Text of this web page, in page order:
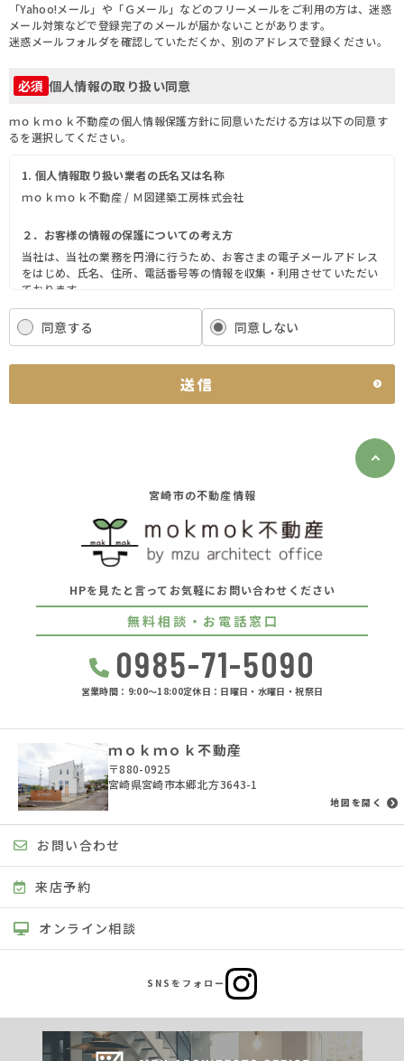
「Yahoo!メール」や「Ｇメール」などのフリーメールをご利用の方は、迷惑
メール対策などで登録完了のメールが届かないことがあります。
迷惑メールフォルダを確認していただくか、別のアドレスで登録ください。
必須 個人情報の取り扱い同意
ｍｏｋｍｏｋ不動産の個人情報保護方針に同意いただける方は以下の同意す
るを選択してください。
1. 個人情報取り扱い業者の氏名又は名称
ｍｏｋｍｏｋ不動産 / Ｍ図建築工房株式会社
２．お客様の情報の保護についての考え方
当社は、当社の業務を円滑に行うため、お客さまの電子メールアドレス
をはじめ、氏名、住所、電話番号等の情報を収集・利用させていただい
ております。
当社は、これらのお客さまの個人情報（以下「お客さま情報」といいま
す。）の適正な保護を重大な責務と認識し、この責務を果たすために、
次の方針の下でお客さま情報を取り扱います。
(1) お客さま情報に適用される個人情報の保護に関する法律その他の関
係法令を遵守し、適切に取り扱います。また、適宜取扱いの改善に努め
(3) お客さま情報の収集に際しては、利用目的を特定して通知または公
(4) お客さま情報の漏洩、紛失、改ざん等を防止するために必要な 対策
(5) 保有するお客さま情報について、お客さま本人からの開示、訂正、
削除、利用停止の依頼を所定の窓口でお受けして、誠意をもって対応い
具体的には、以下の内容に従ってお客さま情報の取り扱いをいたしま
す。
当社は、不動産についてのサービスをお客さまにご利用いただくにあた
り、各種の申込みの受付、訪問、提案、見積、各種の工事やサービス提
供等の機会に、当社が直接あるいは協力会社又は業務委託先等を通じ
所、電話番号等）を取得いたしますが、これらの個人情報は下記の目的
に利用させていただきます。
(1) 不動産についてのサービスの提供
(2) 不動産についてのサービスのアフターサービスの提供
(3) 不動産についてのサービスのお知らせ・ＰＲ、調査・データ集積、
研究開発
(4) ウェブサイトシステム管理会社（以下「サイト管理会社」といいま
す。）への提供。
(5) その他上記(1)から(4)に附随する業務の実施
なお、当社は、サイト管理会社が提供するサービス改善に必要な範囲
で、お客様の個人データをサイト管理会社に提供します。
このように提供された個人データにつきましては、サイト管理会社にお
いて管理されることとなります。
ールマガジンなどによる情報提供、お客様による購買の分析をして、当
社の事業運営を改善するために、個人データ（お客様が指定された他の
当社は、サイト管理会社に対し、個人情報保護法を遵守し、お客様のプ
ライバシーに配慮した個人情報の取り扱いをすることを規約などで義務
同意する 同意しない
送信
宮崎市の不動産情報
HPを見たと言ってお気軽にお問い合わせください
無料相談・お電話窓口
0985-71-5090
営業時間：9:00〜18:00定休日：日曜日・水曜日・祝祭日
ｍｏｋｍｏｋ不動産
〒880-0925
宮崎県宮崎市本郷北方3643-1
地図を開く
お問い合わせ
来店予約
オンライン相談
SNSをフォロー